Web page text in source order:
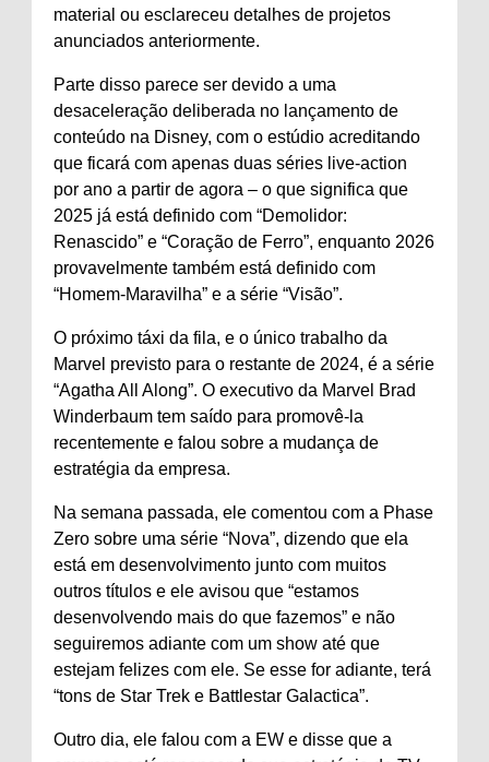
material ou esclareceu detalhes de projetos
anunciados anteriormente.
Parte disso parece ser devido a uma
desaceleração deliberada no lançamento de
conteúdo na Disney, com o estúdio acreditando
que ficará com apenas duas séries live-action
por ano a partir de agora – o que significa que
2025 já está definido com “Demolidor:
Renascido” e “Coração de Ferro”, enquanto 2026
provavelmente também está definido com
“Homem-Maravilha” e a série “Visão”.
O próximo táxi da fila, e o único trabalho da
Marvel previsto para o restante de 2024, é a série
“Agatha All Along”. O executivo da Marvel Brad
Winderbaum tem saído para promovê-la
recentemente e falou sobre a mudança de
estratégia da empresa.
Na semana passada, ele comentou com a Phase
Zero sobre uma série “Nova”, dizendo que ela
está em desenvolvimento junto com muitos
outros títulos e ele avisou que “estamos
desenvolvendo mais do que fazemos” e não
seguiremos adiante com um show até que
estejam felizes com ele. Se esse for adiante, terá
“tons de Star Trek e Battlestar Galactica”.
Outro dia, ele falou com a EW e disse que a